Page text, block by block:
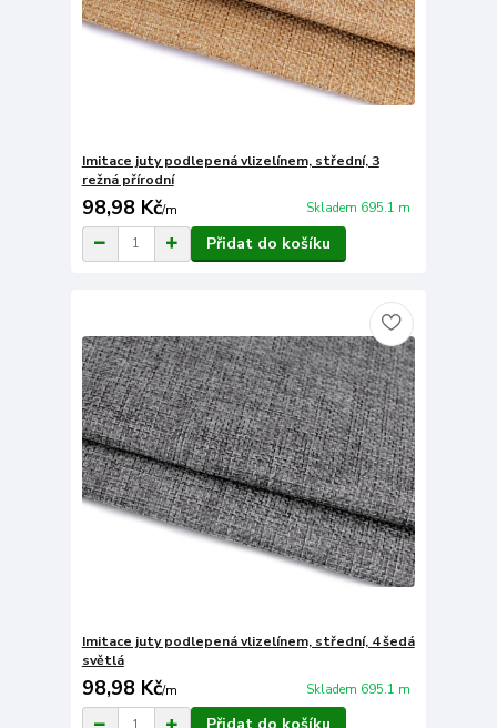
Imitace juty podlepená vlizelínem, střední, 3
režná přírodní
98,98 Kč/m Skladem 695.1 m
Přidat do košíku
Imitace juty podlepená vlizelínem, střední, 4 šedá
světlá
98,98 Kč/m Skladem 695.1 m